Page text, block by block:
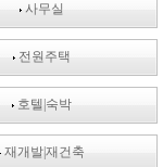
사무실
전원주택
호텔|숙박
재개발|재건축